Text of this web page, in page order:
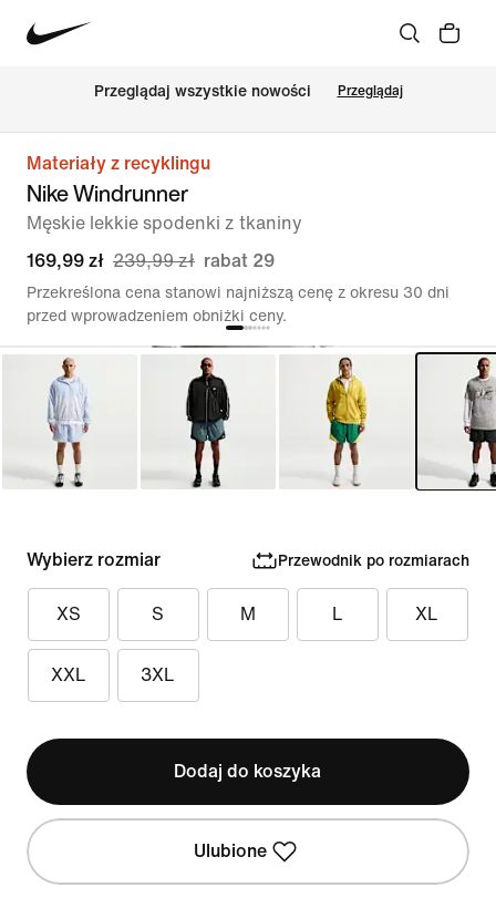
Przeglądaj wszystkie nowości Przeglądaj
Materiały z recyklingu
Nike Windrunner
Męskie lekkie spodenki z tkaniny
169,99 zł 239,99 zł rabat 29
Przekreślona cena stanowi najniższą cenę z okresu 30 dni
przed wprowadzeniem obniżki ceny.
Wybierz rozmiar Przewodnik po rozmiarach
XS S M L XL
XXL 3XL
Dodaj do koszyka
Ulubione